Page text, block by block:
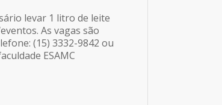
levar 1 litro de leite
As vagas são
(15) 3332-9842 ou
ESAMC